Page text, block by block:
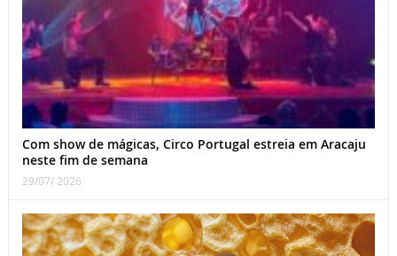
Com show de mágicas, Circo Portugal estreia em Aracaju
neste fim de semana
29/07/ 2026